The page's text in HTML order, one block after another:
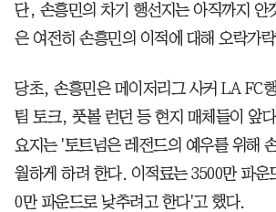
단, 손흥민의 차기 행선지는 아직까지 안
은 여전히 손흥민의 이적에 대해 오락가
당초, 손흥민은 메이저리그 사커 LA FC
팀 토크, 풋볼 런던 등 현지 매체들이 앞
요지는 '토트넘은 레전드의 예우를 위해
월하게 하려 한다. 이적료는 3500만 파운
0만 파운드로 낮추려고 한다'고 했다.